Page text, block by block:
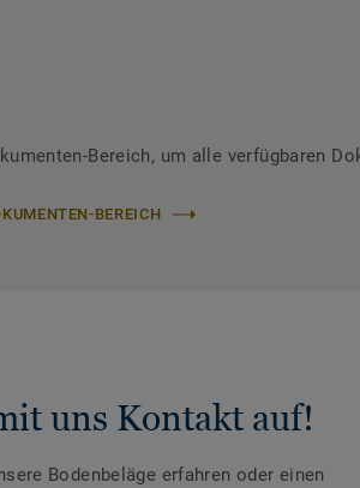
Bereich, um alle verfügbaren
BEREICH
uns Kontakt auf!
Bodenbeläge erfahren oder einen